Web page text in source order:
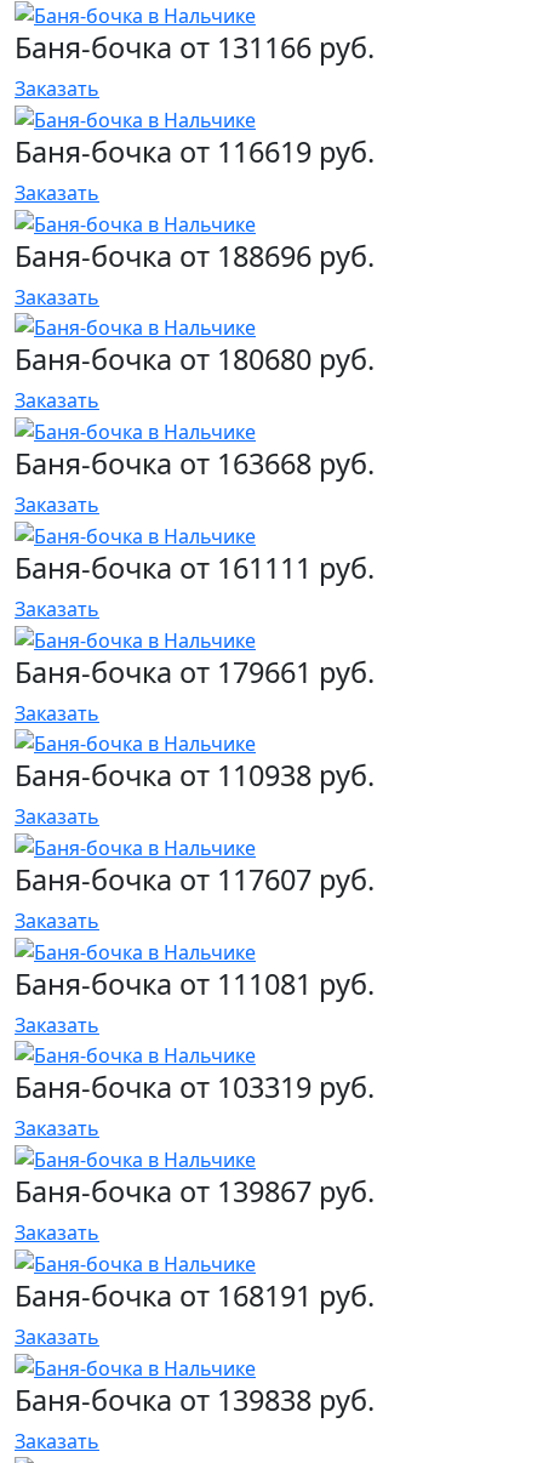
Баня-бочка от 131166 руб.
Заказать
Баня-бочка от 116619 руб.
Заказать
Баня-бочка от 188696 руб.
Заказать
Баня-бочка от 180680 руб.
Заказать
Баня-бочка от 163668 руб.
Заказать
Баня-бочка от 161111 руб.
Заказать
Баня-бочка от 179661 руб.
Заказать
Баня-бочка от 110938 руб.
Заказать
Баня-бочка от 117607 руб.
Заказать
Баня-бочка от 111081 руб.
Заказать
Баня-бочка от 103319 руб.
Заказать
Баня-бочка от 139867 руб.
Заказать
Баня-бочка от 168191 руб.
Заказать
Баня-бочка от 139838 руб.
Заказать